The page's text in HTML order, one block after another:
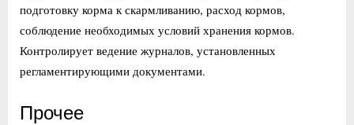
подготовку корма к скармливанию, расход кормов,
соблюдение необходимых условий хранения кормов.
Контролирует ведение журналов, установленных
регламентирующими документами.
Прочее